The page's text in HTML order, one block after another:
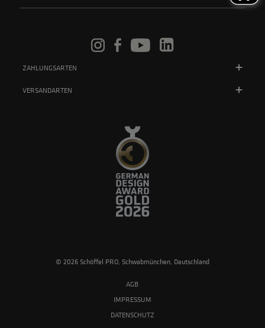
ZAHLUNGSARTEN
VERSANDARTEN
© 2026 Schöffel PRO, Schwabmünchen, Deutschland
AGB
IMPRESSUM
DATENSCHUTZ